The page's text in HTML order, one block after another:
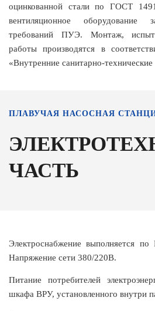
оцинкованной стали по ГОСТ
вентиляционное оборудование
требований ПУЭ. Монтаж,
работы производятся в
«Внутренние санитарно-
ПЛАВУЧАЯ НАСОСНАЯ
ЧАСТЬ
Электроснабжение выполняется по
Напряжение сети 380/220В.
Питание потребителей
шкафа ВРУ, установленного внутри